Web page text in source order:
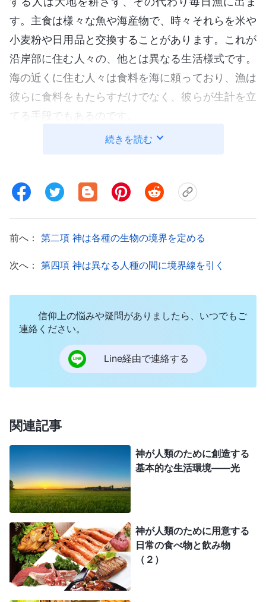
す。主食は様々な魚や海産物で、時々それらを米や
小麦粉や日用品と交換することがあります。これが
沿岸部に住む人々の、他とは異なる生活様式です。
海の近くに住む人々は食料を海に頼っており、漁は
彼らに食料をもたらすだけでなく、彼らが生計を立
てる手段でもあるのです。
農耕を行う以外に、人類の大部分は上記三種類
半の人々は農耕を生業としており、牧畜や漁や狩猟
によって暮らす人々の集団は少数しかありません。
それでは、農耕を生業とする人々は何を必要としま
すか。彼らが必要とするものは土地です。彼らは何
世代にもわたり、地中に作物を植えることで暮らし
るいは穀物を植えようと、彼らが食料と日々の必需
品を得るのは大地からなのです。
こうした様々な人間の生活様式を支える基本条
件は何ですか。人々が生存できる環境を基本的な水
としたら、彼らの食料源はなくなってしまいます。
不確実なものになり、彼らが消えてしまう恐れすら
あるでしょうまた、牧畜を生業とする人々はどうで
すか。こうした人々は何に頼っていますか。彼らが
頼っているのは家畜ではなく、家畜が生存できる環
境、すなわち草原です。草原がなければ、牧畜民は
どこで家畜を放牧すればよいでしょうか。牛や羊は
何を食べればよいでしょうか。家畜がなかったとし
たら、これら遊牧民には生活の糧がなくなるでしょ
続きを読む
前へ： 第二項 神は各種の生物の境界を定める
次へ： 第四項 神は異なる人種の間に境界線を引く
信仰上の悩みや疑問がありましたら、いつでもご
連絡ください。
Line経由で連絡する
関連記事
神が人類のために創造する
基本的な生活環境――光
神が人類のために用意する
日常の食べ物と飲み物
（２）